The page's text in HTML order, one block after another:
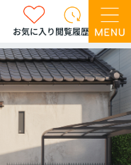
お気に入り閲覧履歴